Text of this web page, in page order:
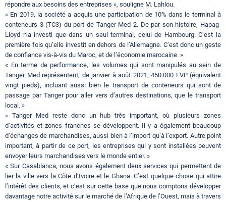
répondre aux besoins des entreprises », souligne M. Lahlou.
« En 2019, la société a acquis une participation de 10% dans le terminal à
conteneurs 3 (TC3) du port de Tanger Med 2. De par son histoire, Hapag-
Lloyd n’a investi que dans un seul terminal, celui de Hambourg. C’est la
première fois qu’elle investit en dehors de l’Allemagne. C’est donc un geste
de confiance vis-à-vis du Maroc, et de l’économie marocaine. »
« En terme de performance, les volumes qui sont manipulés au sein de
Tanger Med représentent, de janvier à août 2021, 450.000 EVP (équivalent
vingt pieds), incluant aussi bien le transport de conteneurs qui sont de
passage par Tanger pour aller vers d’autres destinations, que le transport
local. »
« Tanger Med reste donc un hub très important, où plusieurs zones
d’activités et zones franches se développent. Il y a également beaucoup
d’échanges de marchandises, aussi bien à l’import qu’à l’export. Autre point
important, à partir de ce port, les entreprises qui y sont installées peuvent
envoyer leurs marchandises vers le monde entier. »
« Sur Casablanca, nous avons également deux services qui permettent de
lier la ville vers la Côte d’Ivoire et le Ghana. C’est quelque chose qui attire
l’intérêt des clients, et c’est sur cette base que nous comptons développer
davantage notre activité sur le marché de l’Afrique de l’Ouest, mais à travers